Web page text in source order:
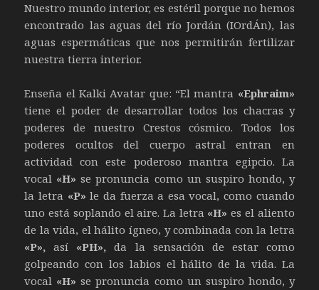
Nuestro mundo interior, es estéril porque no hemos
encontrado las aguas del río Jordán (IOrdÁn), las
aguas espermáticas que nos permitirán fertilizar
nuestra tierra interior.
Enseña el Kalki Avatar que: “El mantra «Ephraim»
tiene el poder de desarrollar todos los chacras y
poderes de nuestro Crestos cósmico. Todos los
poderes ocultos del cuerpo astral entran en
actividad con este poderoso mantra egipcio. La
vocal «H» se pronuncia como un suspiro hondo, y
la letra «P» le da fuerza a esa vocal, como cuando
uno está soplando el aire. La letra «H» es el aliento
de la vida, el hálito ígneo, y combinada con la letra
«P», así «PH», da la sensación de estar como
golpeando con los labios el hálito de la vida. La
vocal «H» se pronuncia como un suspiro hondo, y